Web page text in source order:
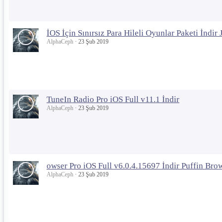
İOS İçin Sınırsız Para Hileli Oyunlar Paketi İndir
AlphaCeph 23 Şub 2019
TuneIn Radio Pro iOS Full v11.1 İndir
AlphaCeph 23 Şub 2019
owser Pro iOS Full v6.0.4.15697 İndir Puffin
AlphaCeph 23 Şub 2019